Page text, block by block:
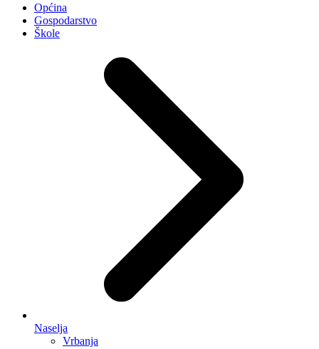
Općina
Gospodarstvo
Škole
Naselja
Vrbanja